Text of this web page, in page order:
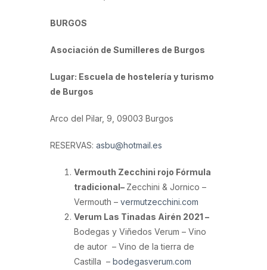
BURGOS
Asociación de Sumilleres de Burgos
Lugar: Escuela de hostelería y turismo
de Burgos
Arco del Pilar, 9, 09003 Burgos
RESERVAS: asbu@hotmail.es
Vermouth Zecchini rojo Fórmula
tradicional– Zecchini & Jornico –
Vermouth – vermutzecchini.com
Verum Las Tinadas Airén 2021 –
Bodegas y Viñedos Verum – Vino
de autor – Vino de la tierra de
Castilla – bodegasverum.com